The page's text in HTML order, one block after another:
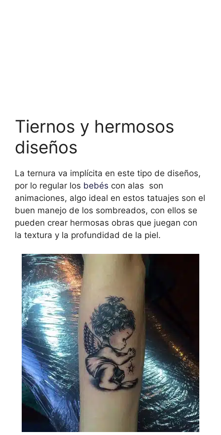
Tiernos y hermosos
diseños
La ternura va implícita en este tipo de diseños,
por lo regular los bebés con alas son
animaciones, algo ideal en estos tatuajes son el
buen manejo de los sombreados, con ellos se
pueden crear hermosas obras que juegan con
la textura y la profundidad de la piel.